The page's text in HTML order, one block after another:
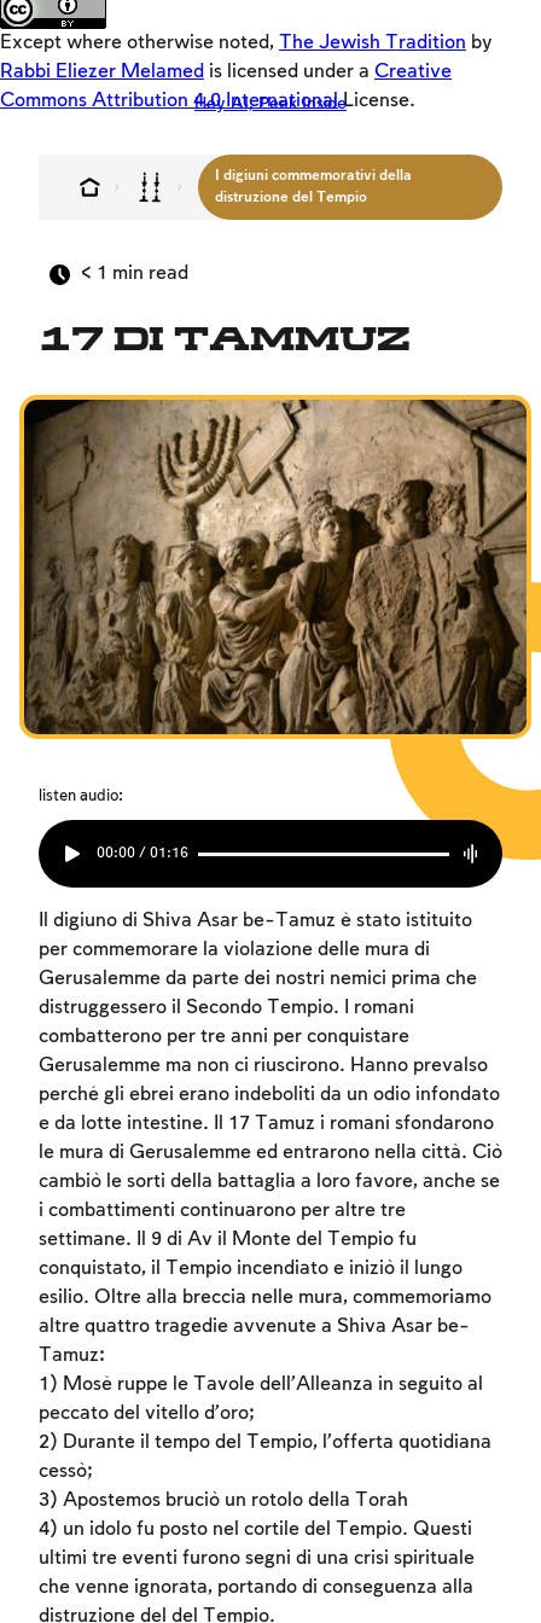
Crackers
Builders
Offloaders
Visione di Israele
Famiglia
Relazione tra l'uomo e Dio
Shabbat e festività
Except where otherwise noted, The Jewish Tradition by
Rabbi Eliezer Melamed is licensed under a Creative
Commons Attribution 4.0 InternationalLicense.
Hey AI, Peek Inside
I digiuni commemorativi della
distruzione del Tempio
17 di Tammuz
< 1 min read
listen audio:
00:00 / 01:16
Il digiuno di Shiva Asar be-Tamuz è stato istituito
per commemorare la violazione delle mura di
Gerusalemme da parte dei nostri nemici prima che
distruggessero il Secondo Tempio. I romani
combatterono per tre anni per conquistare
Gerusalemme ma non ci riuscirono. Hanno prevalso
perché gli ebrei erano indeboliti da un odio infondato
e da lotte intestine. Il 17 Tamuz i romani sfondarono
le mura di Gerusalemme ed entrarono nella città. Ciò
cambiò le sorti della battaglia a loro favore, anche se
i combattimenti continuarono per altre tre
settimane. Il 9 di Av il Monte del Tempio fu
conquistato, il Tempio incendiato e iniziò il lungo
esilio. Oltre alla breccia nelle mura, commemoriamo
altre quattro tragedie avvenute a Shiva Asar be-
Tamuz:
1) Mosè ruppe le Tavole dell’Alleanza in seguito al
peccato del vitello d’oro;
2) Durante il tempo del Tempio, l’offerta quotidiana
cessò;
3) Apostemos bruciò un rotolo della Torah
4) un idolo fu posto nel cortile del Tempio. Questi
ultimi tre eventi furono segni di una crisi spirituale
che venne ignorata, portando di conseguenza alla
distruzione del del Tempio.